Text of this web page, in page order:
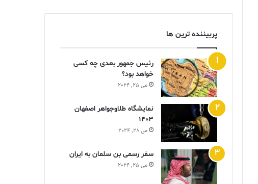
پربیننده ترین ها
رئیس جمهور بعدی چه کسی
خواهد بود؟
می 25, 2024
نمایشگاه طلاوجواهر اصفهان
1403
می 28, 2024
سفر رسمی بن سلمان به ایران
می 25, 2024